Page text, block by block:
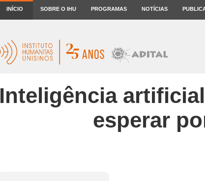
INÍCIO SOBRE O IHU PROGRAMAS NOTÍCIAS
Inteligência
esperar